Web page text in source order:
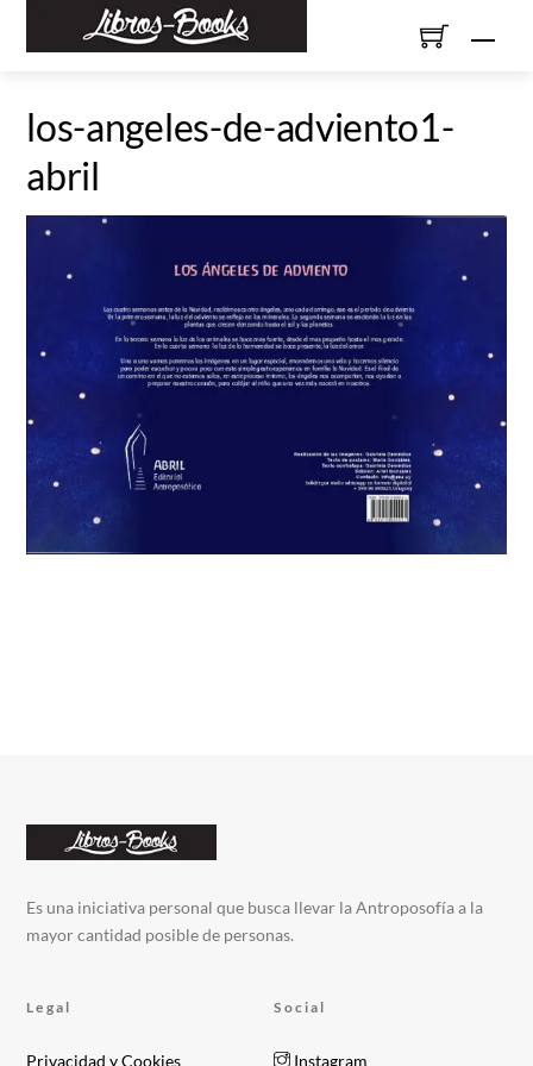
los-angeles-de-adviento1-
abril
Es una iniciativa personal que busca llevar la Antroposofía a la
mayor cantidad posible de personas.
Legal
Privacidad y Cookies
Social
Instagram